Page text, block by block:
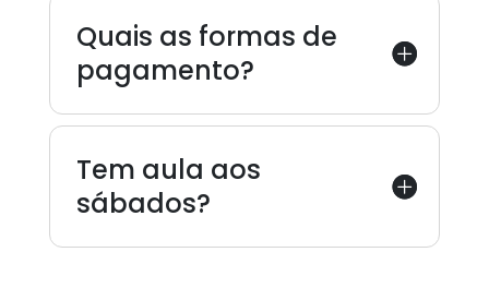
Quais as formas de
pagamento?
Tem aula aos
sábados?